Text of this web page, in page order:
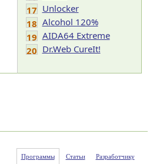
17 Unlocker
18 Alcohol 120%
19 AIDA64 Extreme
20 Dr.Web CureIt!
Программы Статьи Разработчику